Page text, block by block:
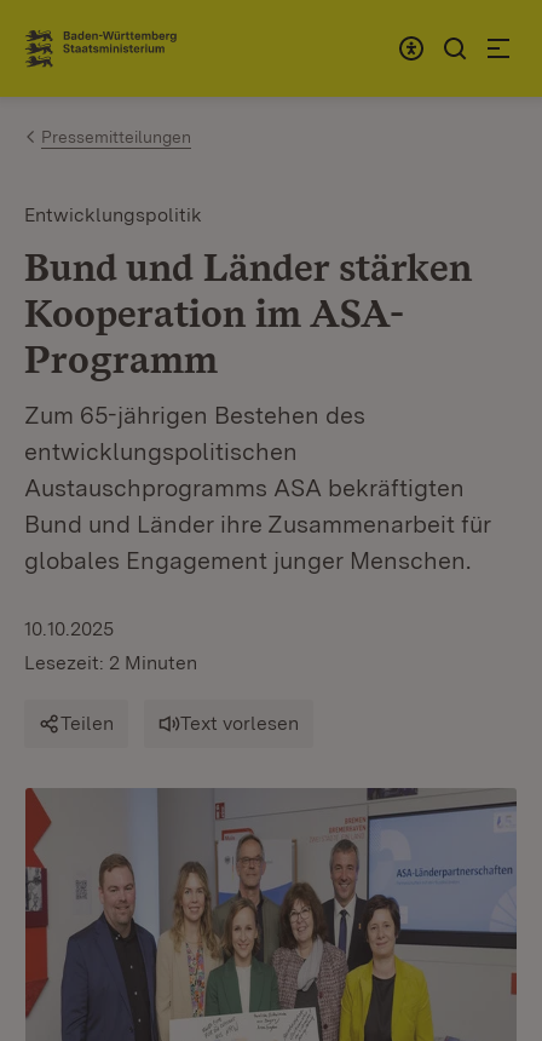
Zum Inhalt springen
Link zur Startseite
Pressemitteilungen
Entwicklungspolitik
Bund und Länder stärken
Kooperation im ASA-
Programm
Zum 65-jährigen Bestehen des
entwicklungspolitischen
Austauschprogramms ASA bekräftigten
Bund und Länder ihre Zusammenarbeit für
globales Engagement junger Menschen.
10.10.2025
Lesezeit: 2 Minuten
Teilen Text vorlesen